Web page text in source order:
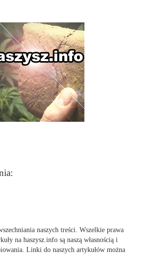
naszych treści. Wszelkie prawa
na haszysz.info są naszą własnością i
Linki do naszych artykułów można